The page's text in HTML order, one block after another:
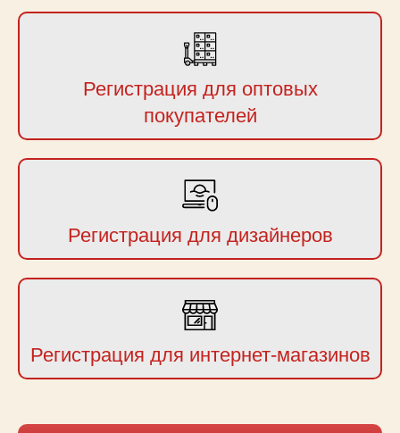
Регистрация для оптовых
покупателей
Регистрация для дизайнеров
Регистрация для интернет-магазинов